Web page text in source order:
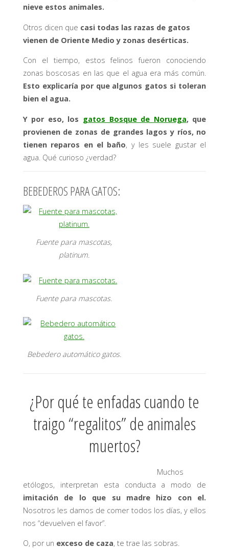
nieve estos animales.
Otros dicen que casi todas las razas de gatos
vienen de Oriente Medio y zonas desérticas.
Con el tiempo, estos felinos fueron conociendo
zonas boscosas en las que el agua era más común.
Esto explicaría por que algunos gatos si toleran
bien el agua.
Y por eso, los gatos Bosque de Noruega, que
provienen de zonas de grandes lagos y ríos, no
tienen reparos en el baño, y les suele gustar el
agua. Qué curioso ¿verdad?
BEBEDEROS PARA GATOS:
Fuente para mascotas,
platinum.
Fuente para mascotas.
Bebedero automático gatos.
¿Por qué te enfadas cuando te
traigo “regalitos” de animales
muertos?
Muchos
etólogos, interpretan esta conducta a modo de
imitación de lo que su madre hizo con el.
Nosotros les damos de comer todos los días, y ellos
nos “devuelven el favor”.
O, por un exceso de caza, te trae las sobras.